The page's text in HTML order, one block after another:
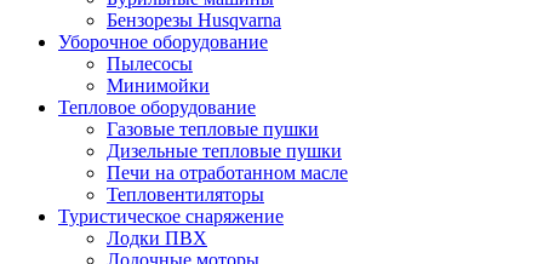
Бензорезы Husqvarna
Уборочное оборудование
Пылесосы
Минимойки
Тепловое оборудование
Газовые тепловые пушки
Дизельные тепловые пушки
Печи на отработанном масле
Тепловентиляторы
Туристическое снаряжение
Лодки ПВХ
Лодочные моторы